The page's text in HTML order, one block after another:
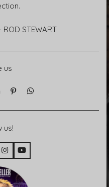
ROD STEWART
us
P
n
t
T
i
us!
I
n
s
t
a
Y
o
T
u